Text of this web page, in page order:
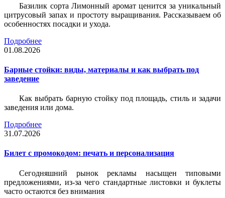
Базилик сорта Лимонный аромат ценится за уникальный
цитрусовый запах и простоту выращивания. Рассказываем об
особенностях посадки и ухода.
Подробнее
01.08.2026
Барные стойки: виды, материалы и как выбрать под
заведение
Как выбрать барную стойку под площадь, стиль и задачи
заведения или дома.
Подробнее
31.07.2026
Билет c промокодом: печать и персонализация
Сегодняшний рынок рекламы насыщен типовыми
предложениями, из-за чего стандартные листовки и буклеты
часто остаются без внимания